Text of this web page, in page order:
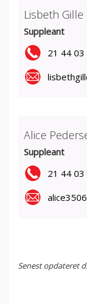
Lisbeth Gille
Suppleant
21 44 03
Alice
Suppleant
21 44 03
Senest opdateret